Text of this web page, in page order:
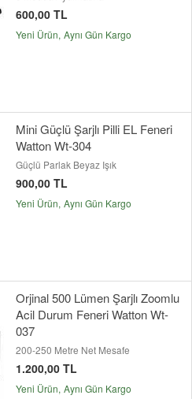
600,00 TL
Yeni Ürün Aynı Gün Kargo
Mini Güçlü Şarjlı Pilli EL Feneri
Watton Wt-304
Güçlü Parlak Beyaz Işık
900,00 TL
Yeni Ürün Aynı Gün Kargo
Orjinal 500 Lümen Şarjlı Zoomlu
Acil Durum Feneri Watton Wt-
037
200-250 Metre Net Mesafe
1.200,00 TL
Yeni Ürün Aynı Gün Kargo